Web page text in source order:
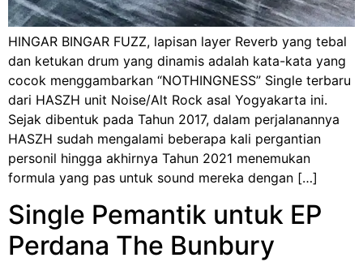
HINGAR BINGAR FUZZ, lapisan layer Reverb yang tebal
dan ketukan drum yang dinamis adalah kata-kata yang
cocok menggambarkan “NOTHINGNESS” Single terbaru
dari HASZH unit Noise/Alt Rock asal Yogyakarta ini.
Sejak dibentuk pada Tahun 2017, dalam perjalanannya
HASZH sudah mengalami beberapa kali pergantian
personil hingga akhirnya Tahun 2021 menemukan
formula yang pas untuk sound mereka dengan […]
Single Pemantik untuk EP
Perdana The Bunbury